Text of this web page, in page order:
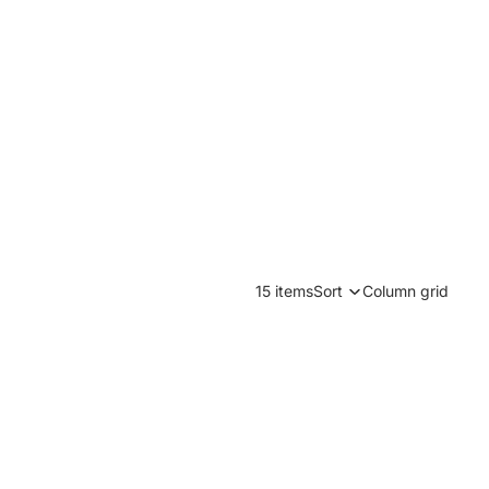
15 itemsSort Column grid